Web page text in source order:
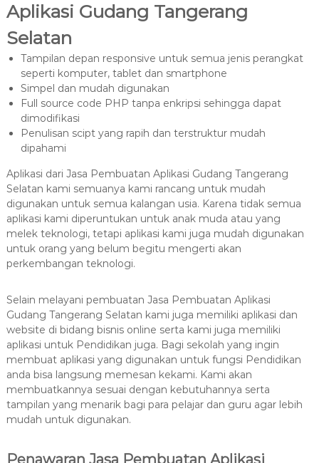
Aplikasi Gudang Tangerang
Selatan
Tampilan depan responsive untuk semua jenis perangkat
seperti komputer, tablet dan smartphone
Simpel dan mudah digunakan
Full source code PHP tanpa enkripsi sehingga dapat
dimodifikasi
Penulisan scipt yang rapih dan terstruktur mudah
dipahami
Aplikasi dari Jasa Pembuatan Aplikasi Gudang Tangerang
Selatan kami semuanya kami rancang untuk mudah
digunakan untuk semua kalangan usia. Karena tidak semua
aplikasi kami diperuntukan untuk anak muda atau yang
melek teknologi, tetapi aplikasi kami juga mudah digunakan
untuk orang yang belum begitu mengerti akan
perkembangan teknologi.
Selain melayani pembuatan Jasa Pembuatan Aplikasi
Gudang Tangerang Selatan kami juga memiliki aplikasi dan
website di bidang bisnis online serta kami juga memiliki
aplikasi untuk Pendidikan juga. Bagi sekolah yang ingin
membuat aplikasi yang digunakan untuk fungsi Pendidikan
anda bisa langsung memesan kekami. Kami akan
membuatkannya sesuai dengan kebutuhannya serta
tampilan yang menarik bagi para pelajar dan guru agar lebih
mudah untuk digunakan.
Penawaran Jasa Pembuatan Aplikasi